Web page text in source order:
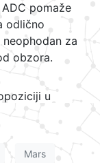
pomaže
odlično
za
obzora.
u
Mars